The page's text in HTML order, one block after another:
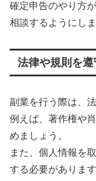
確定申告のやり方
相談するようにしま
法律や規則を遵
副業を行う際は、
例えば、著作権や
めましょう。
また、個人情報を
する必要があります